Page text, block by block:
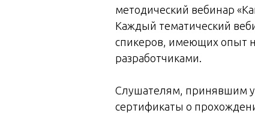
методический вебинар
Каждый тематический
спикеров, имеющих опыт
разработчиками.
Слушателям, принявшим
сертификаты о